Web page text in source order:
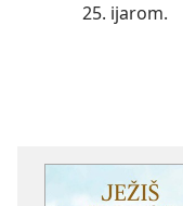
25. ijarom.